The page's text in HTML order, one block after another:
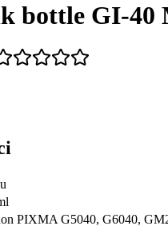
bottle GI-40
PIXMA G5040, G6040,